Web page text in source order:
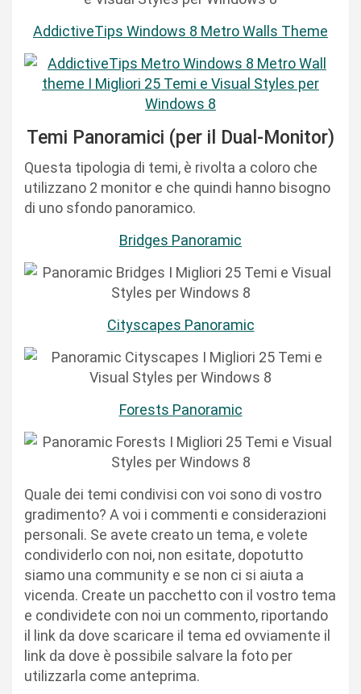
AddictiveTips Windows 8 Metro Walls Theme
Temi Panoramici (per il Dual-Monitor)
Questa tipologia di temi, è rivolta a coloro che
utilizzano 2 monitor e che quindi hanno bisogno
di uno sfondo panoramico.
Bridges Panoramic
Cityscapes Panoramic
Forests Panoramic
Quale dei temi condivisi con voi sono di vostro
gradimento? A voi i commenti e considerazioni
personali. Se avete creato un tema, e volete
condividerlo con noi, non esitate, dopotutto
siamo una community e se non ci si aiuta a
vicenda. Create un pacchetto con il vostro tema
e condividete con noi un commento, riportando
il link da dove scaricare il tema ed ovviamente il
link da dove è possibile salvare la foto per
utilizzarla come anteprima.